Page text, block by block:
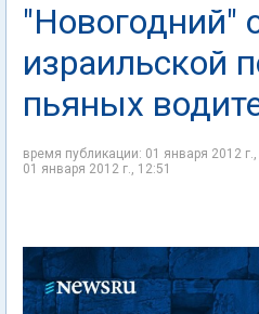
"Новогодний"
израильской
пьяных
время публикации: 01 января 2012
01 января 2012 г., 12:51